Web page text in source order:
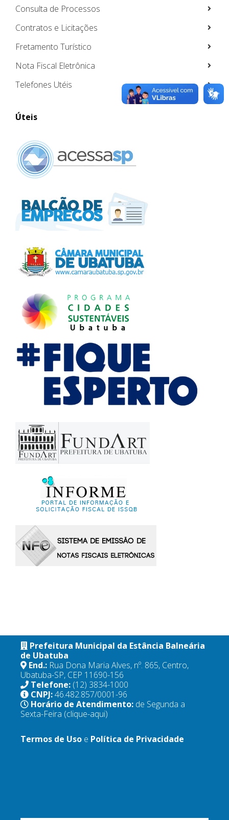
Consulta de Processos
Contratos e Licitações
Fretamento Turístico
Nota Fiscal Eletrônica
Telefones Utéis
Úteis
Prefeitura Municipal da Estância Balneária
de Ubatuba
End.: Rua Dona Maria Alves, nº. 865, Centro,
Ubatuba-SP, CEP 11690-156
Telefone: (12) 3834-1000
CNPJ:46.482.857/0001-96
Horário de Atendimento: de Segunda a
Sexta-Feira (clique-aqui)
Termos de Uso e Política de Privacidade